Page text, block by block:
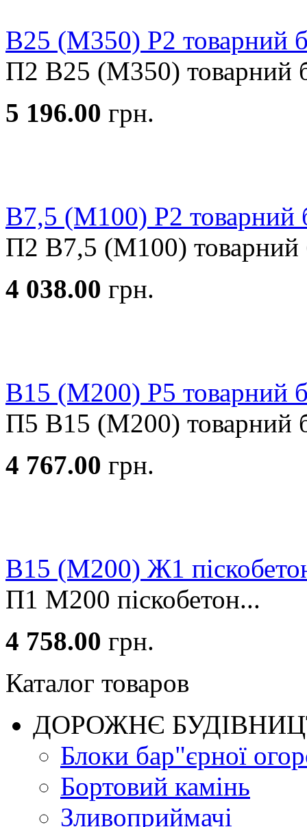
В25 (М350) Р2 товарний
П2 В25 (М350) товарний
5 196.00 грн.
В7,5 (М100) Р2 товарний
П2 В7,5 (М100) товарний
4 038.00 грн.
В15 (М200) Р5 товарний
П5 В15 (М200) товарний
4 767.00 грн.
В15 (М200) Ж1
П1 М200 піскобетон...
4 758.00 грн.
Каталог товаров
ДОРОЖНЄ
Блоки бар"єрної
Бортовий камінь
Зливоприймачі